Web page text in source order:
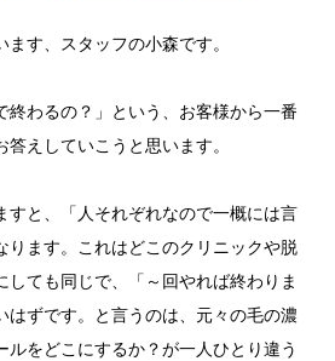
す、スタッフの小森です。
終わるの？」という、お客様から一番
えしていこうと思います。
すと、「人それぞれなので一概には言
ります。これはどこのクリニックや脱
しても同じで、「～回やれば終わりま
はずです。と言うのは、元々の毛の濃
ルをどこにするか？が一人ひとり違う